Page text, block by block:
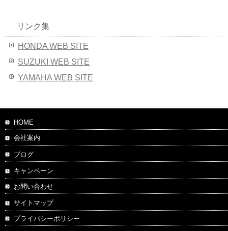
リンク集
HONDA WEB SITE
SUZUKI WEB SITE
YAMAHA WEB SITE
HOME
会社案内
ブログ
キャンペーン
お問い合わせ
サイトマップ
プライバシーポリシー